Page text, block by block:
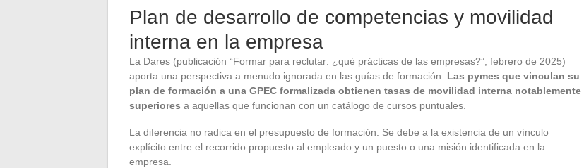
Plan de desarrollo de competencias y movilidad
interna en la empresa
La Dares (publicación “Formar para reclutar: ¿qué prácticas de las empresas?”, febrero de 2025)
aporta una perspectiva a menudo ignorada en las guías de formación. Las pymes que vinculan su
plan de formación a una GPEC formalizada obtienen tasas de movilidad interna notablemente
superiores a aquellas que funcionan con un catálogo de cursos puntuales.
La diferencia no radica en el presupuesto de formación. Se debe a la existencia de un vínculo
explícito entre el recorrido propuesto al empleado y un puesto o una misión identificada en la
empresa.